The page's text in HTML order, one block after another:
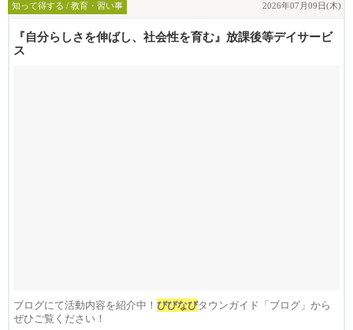
知って得する / 教育・習い事 2026年07月09日(木)
『自分らしさを伸ばし、社会性を育む』放課後等デイサービ
ス
ブログにて活動内容を紹介中！ びびなびタウンガイド「ブログ」から
ぜひご覧ください！